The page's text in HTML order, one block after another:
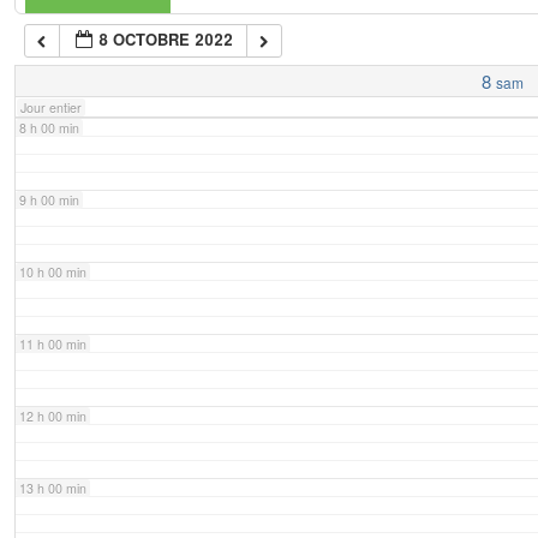
8 OCTOBRE 2022
8 sam
Jour entier
7 h 00 min
8 h 00 min
9 h 00 min
10 h 00 min
11 h 00 min
12 h 00 min
13 h 00 min